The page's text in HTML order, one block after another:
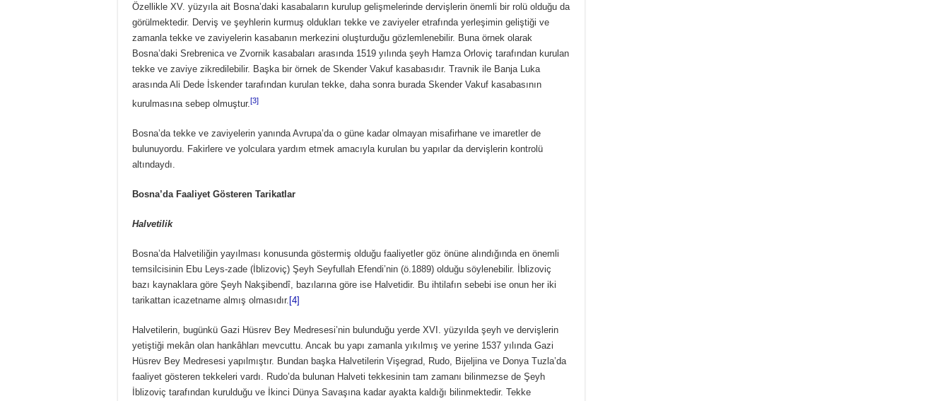
Özellikle XV. yüzyıla ait Bosna’daki kasabaların kurulup gelişmelerinde dervişlerin önemli bir rolü olduğu da
görülmektedir. Derviş ve şeyhlerin kurmuş oldukları tekke ve zaviyeler etrafında yerleşimin geliştiği ve
zamanla tekke ve zaviyelerin kasabanın merkezini oluşturduğu gözlemlenebilir. Buna örnek olarak
Bosna’daki Srebrenica ve Zvornik kasabaları arasında 1519 yılında şeyh Hamza Orloviç tarafından kurulan
tekke ve zaviye zikredilebilir. Başka bir örnek de Skender Vakuf kasabasıdır. Travnik ile Banja Luka
arasında Ali Dede İskender tarafından kurulan tekke, daha sonra burada Skender Vakuf kasabasının
kurulmasına sebep olmuştur. [3]
Bosna’da tekke ve zaviyelerin yanında Avrupa’da o güne kadar olmayan misafirhane ve imaretler de
bulunuyordu. Fakirlere ve yolculara yardım etmek amacıyla kurulan bu yapılar da dervişlerin kontrolü
altındaydı.
Bosna’da Faaliyet Gösteren Tarikatlar
Halvetilik
Bosna’da Halvetiliğin yayılması konusunda göstermiş olduğu faaliyetler göz önüne alındığında en önemli
temsilcisinin Ebu Leys-zade (İblizoviç) Şeyh Seyfullah Efendi’nin (ö.1889) olduğu söylenebilir. İblizoviç
bazı kaynaklara göre Şeyh Nakşibendî, bazılarına göre ise Halvetidir. Bu ihtilafın sebebi ise onun her iki
tarikattan icazetname almış olmasıdır. [4]
Halvetilerin, bugünkü Gazi Hüsrev Bey Medresesi’nin bulunduğu yerde XVI. yüzyılda şeyh ve dervişlerin
yetiştiği mekân olan hankâhları mevcuttu. Ancak bu yapı zamanla yıkılmış ve yerine 1537 yılında Gazi
Hüsrev Bey Medresesi yapılmıştır. Bundan başka Halvetilerin Vişegrad, Rudo, Bijeljina ve Donya Tuzla’da
faaliyet gösteren tekkeleri vardı. Rudo’da bulunan Halveti tekkesinin tam zamanı bilinmezse de Şeyh
İblizoviç tarafından kurulduğu ve İkinci Dünya Savaşına kadar ayakta kaldığı bilinmektedir. Tekke